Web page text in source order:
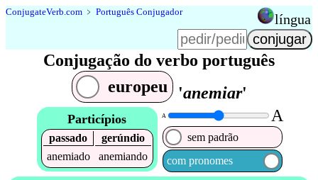
ConjugateVerb.com ﹥ Português Conjugador língua
Conjugação do verbo português
europeu
'anemiar'
Particípios
passado
gerúndio
anemiado
anemiando
A A
sem padrão
com pronomes